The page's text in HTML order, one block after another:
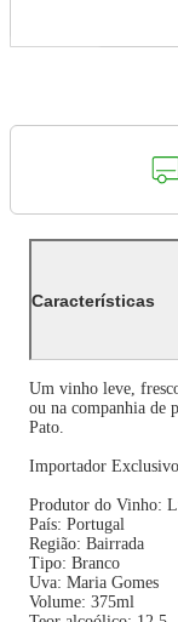
Características
Um vinho leve,
ou na companhia de
Pato.
Importador
Produtor do Vinho:
País: Portugal
Região: Bairrada
Tipo: Branco
Uva: Maria Gomes
Volume: 375ml